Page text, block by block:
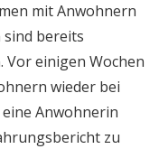
mit Anwohnern
sind bereits
einigen Wochen
wieder bei
Anwohnerin
zu